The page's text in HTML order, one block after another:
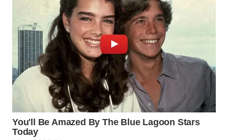
BEKASI
WN
BOGOR
WN
WN
TAPANULI
UTARA